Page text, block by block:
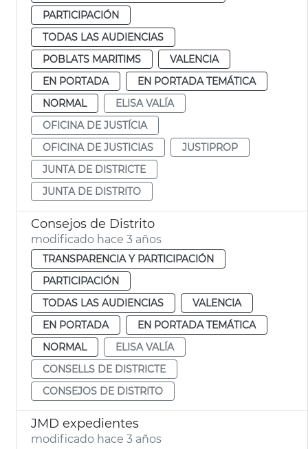
PARTICIPACIÓN
TODAS LAS AUDIENCIAS
POBLATS MARITIMS
VALENCIA
EN PORTADA
EN PORTADA TEMÁTICA
NORMAL
ELISA VALÍA
OFICINA DE JUSTÍCIA
OFICINA DE JUSTICIAS
JUSTIPROP
JUNTA DE DISTRICTE
JUNTA DE DISTRITO
Consejos de Distrito
modificado hace 3 años
TRANSPARENCIA Y PARTICIPACIÓN
PARTICIPACIÓN
TODAS LAS AUDIENCIAS
VALENCIA
EN PORTADA
EN PORTADA TEMÁTICA
NORMAL
ELISA VALÍA
CONSELLS DE DISTRICTE
CONSEJOS DE DISTRITO
JMD expedientes
modificado hace 3 años